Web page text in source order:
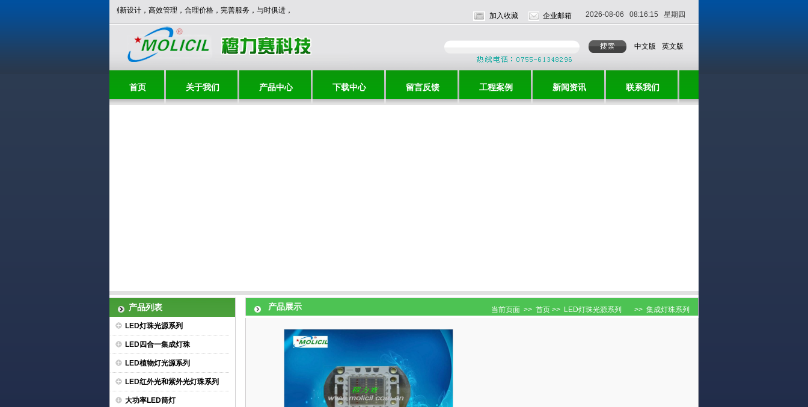
力赛欢迎您！***** 优质产品，创新设计，高效管理，合理价格，完善服务，与时俱进，共创辉煌！！ 2026-08-06 08:16:15 星期四
加入收藏 企业邮箱
中文版 英文版
首页 关于我们 产品中心 下载中心 留言反馈 工程案例 新闻资讯 联系我们
产品列表
LED灯珠光源系列
LED四合一集成灯珠
LED植物灯光源系列
LED红外光和紫外光灯珠系列
大功率LED筒灯
当前页面 >> 首页 >> LED灯珠光源系列 >> 集成灯珠系列
产品展示